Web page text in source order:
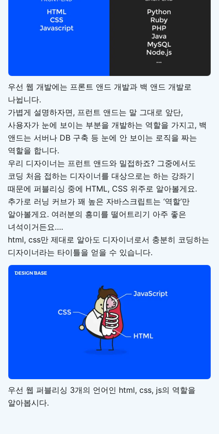
우선 웹 개발에는 프론트 앤드 개발과 백 앤드 개발로
나뉩니다.
가볍게 설명하자면, 프런트 앤드는 말 그대로 앞단,
사용자가 눈에 보이는 부분을 개발하는 역할을 가지고, 백
앤드는 서버나 DB 구축 등 눈에 안 보이는 로직을 짜는
역할을 합니다.
우리 디자이너는 프런트 앤드와 밀접하죠? 그중에서도
코딩 처음 접하는 디자이너를 대상으로는 하는 강좌기
때문에 퍼블리싱 중에 HTML, CSS 위주로 알아볼게요.
추가로 러닝 커브가 꽤 높은 자바스크립트는 ‘역할’만
알아볼게요. 여러분의 흥미를 떨어트리기 아주 좋은
녀석이거든요….
html, css만 제대로 알아도 디자이너로서 충분히 코딩하는
디자이너라는 타이틀을 얻을 수 있습니다.
우선 웹 퍼블리싱 3개의 언어인 html, css, js의 역할을
알아봅시다.